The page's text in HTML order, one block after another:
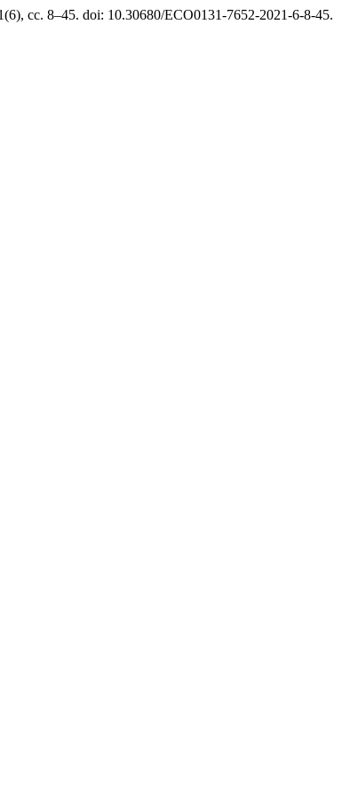
сс. 8–45. doi: 10.30680/ECO0131-7652-2021-6-8-45.